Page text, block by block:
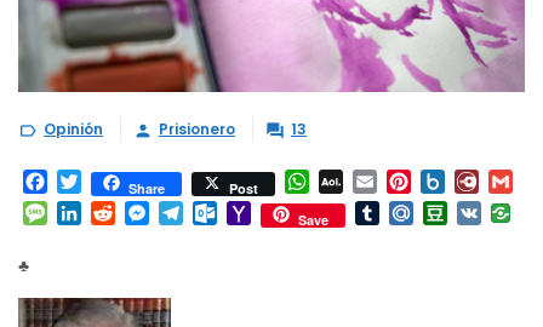
 Opinión  Prisionero  13
Facebook
TwitterShare Post WhatsApp
AOL
Mail
EmailPinterest
Box.net
Message
LinkedInRedditMessenger
TelegramOutlook.com
YahooSave TumblrMail.RuDouban
VK
♣